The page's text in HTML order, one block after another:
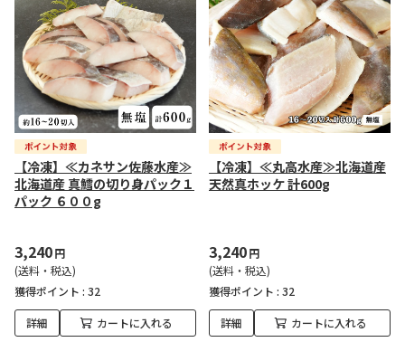
【冷凍】≪カネサン佐藤水産≫
北海道産 真鱈の切り身パック１
パック ６００g
3,240円
(送料・税込)
獲得ポイント : 32
詳細 カートに入れる
【冷凍】≪丸高水産≫北海道産
天然真ホッケ 計600g
3,240円
(送料・税込)
獲得ポイント : 32
詳細 カートに入れる